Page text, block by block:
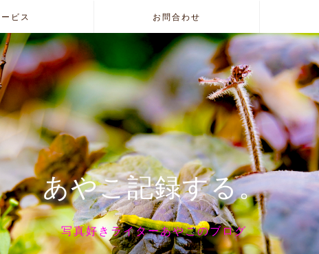
ビス お問合わせ
あやこ記録する。
写真好きライターあやこのブログ